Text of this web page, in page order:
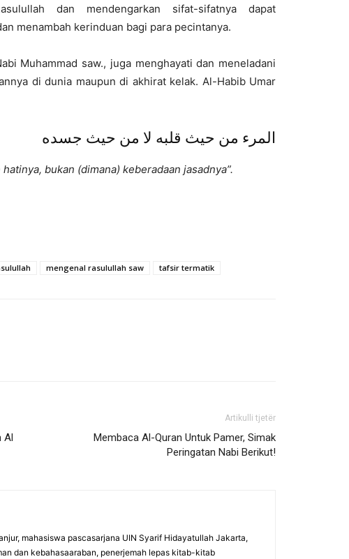
dan mendengarkan sifat-sifatnya dapat
menambah kerinduan bagi para pecintanya.
Muhammad saw., juga menghayati dan meneladani
di dunia maupun di akhirat kelak. Al-Habib Umar
المرء من حيث قلبه لا من حيث جسده
bukan (dimana) keberadaan jasadnya”.
mengenal rasulullah saw tafsir termatik
Al
Artikulli tjetër
Membaca Al-Quran Untuk Pamer, Simak
Peringatan Nabi Berikut!
mahasiswa pascasarjana UIN Syarif Hidayatullah Jakarta,
dan kebahasaaraban, penerjemah lepas kitab-kitab